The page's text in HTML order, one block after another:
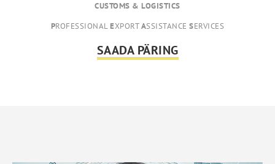
CUSTOMS & LOGISTICS
PROFESSIONALEXPORTASSISTANCESERVICES
SAADA PÄRING